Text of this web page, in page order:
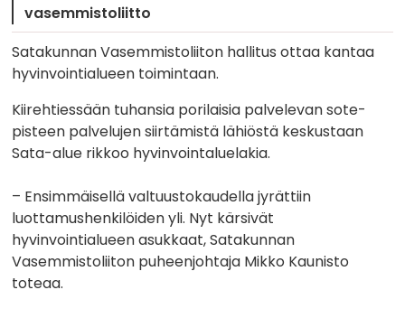
vasemmistoliitto
Satakunnan Vasemmistoliiton hallitus ottaa kantaa
hyvinvointialueen toimintaan.
Kiirehtiessään tuhansia porilaisia palvelevan sote-
pisteen palvelujen siirtämistä lähiöstä keskustaan
Sata-alue rikkoo hyvinvointaluelakia.
– Ensimmäisellä valtuustokaudella jyrättiin
luottamushenkilöiden yli. Nyt kärsivät
hyvinvointialueen asukkaat, Satakunnan
Vasemmistoliiton puheenjohtaja Mikko Kaunisto
toteaa.